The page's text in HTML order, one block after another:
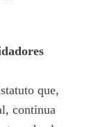
que,
continua